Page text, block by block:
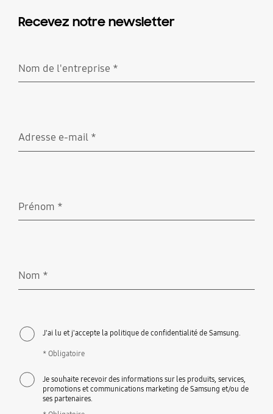
Recevez notre newsletter
Nom de l'entreprise *
Adresse e-mail *
Prénom *
Nom *
J'ai lu et j'accepte la politique de confidentialité de Samsung.
* Obligatoire
Je souhaite recevoir des informations sur les produits, services,
promotions et communications marketing de Samsung et/ou de
ses partenaires.